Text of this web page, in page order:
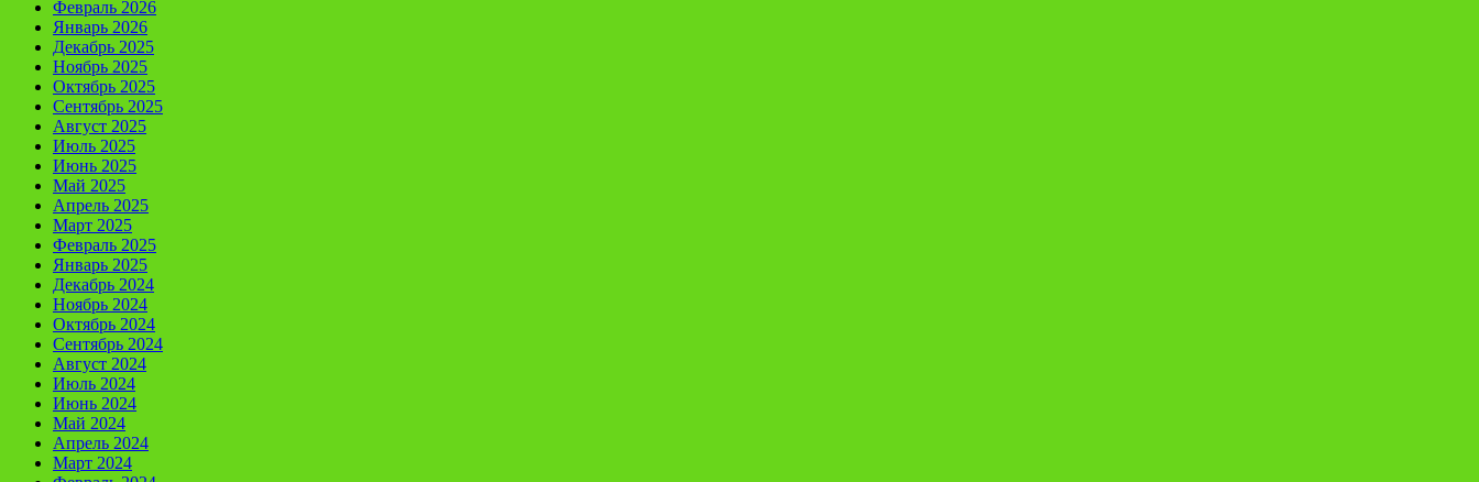
Февраль 2026
Январь 2026
Декабрь 2025
Ноябрь 2025
Октябрь 2025
Сентябрь 2025
Август 2025
Июль 2025
Июнь 2025
Май 2025
Апрель 2025
Март 2025
Февраль 2025
Январь 2025
Декабрь 2024
Ноябрь 2024
Октябрь 2024
Сентябрь 2024
Август 2024
Июль 2024
Июнь 2024
Май 2024
Апрель 2024
Март 2024